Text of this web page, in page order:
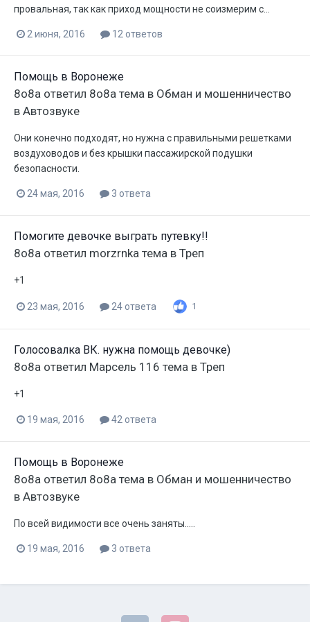
провальная, так как приход мощности не соизмерим с...
2 июня, 2016 12 ответов
Помощь в Воронеже
8o8a ответил 8o8a тема в Обман и мошенничество
в Автозвуке
Они конечно подходят, но нужна с правильными решетками
воздуховодов и без крышки пассажирской подушки
безопасности.
24 мая, 2016 3 ответа
Помогите девочке выграть путевку!!
8o8a ответил morzrnka тема в Треп
+1
23 мая, 2016 24 ответа 1
Голосовалка ВК. нужна помощь девочке)
8o8a ответил Марсель 116 тема в Треп
+1
19 мая, 2016 42 ответа
Помощь в Воронеже
8o8a ответил 8o8a тема в Обман и мошенничество
в Автозвуке
По всей видимости все очень заняты.....
19 мая, 2016 3 ответа